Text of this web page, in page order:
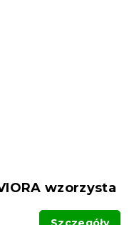
wzorzysta